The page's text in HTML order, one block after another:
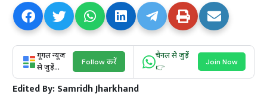
गूगल न्यूज
से जुड़ें...
Follow करें
चैनल से जुड़ें
👉
Join Now
Edited By:Samridh Jharkhand